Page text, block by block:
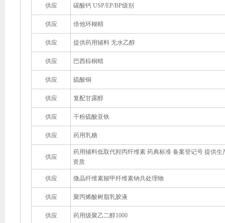
供应 碳酸钙 USP/EP/BP级别
供应 倍他环糊精
供应 提供药用辅料 无水乙醇
供应 巴西棕榈蜡
供应 硫酸铜
供应 复配甘露醇
供应 干粉硫酸亚铁
供应 药用乳糖
供应
药用辅料低取代羟丙纤维素 药典标准 备案登记号 提供生
资质
供应 微晶纤维素羧甲纤维素钠共处理物
供应 聚丙烯酸树脂乳胶液
供应 药用级聚乙二醇1000